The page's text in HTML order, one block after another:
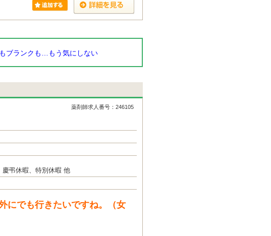
ブランクも…もう気にしない
薬剤師求人番号：246105
弔休暇、特別休暇 他
にでも行きたいですね。（女